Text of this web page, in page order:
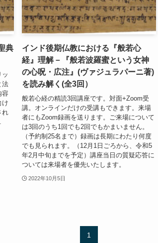
典
法
容
け
れ
インド後期仏教における『般若心
経』理解－『般若波羅蜜という女神
の心呪・広注』(ヴァジュラパーニ著)
を読み解く(全3回）
般若心経の精読3回講座です。対面+Zoom受
講。オンラインだけの受講もできます。来場
者にもZoom録画を送ります。ご来場について
は3回のうち1回でも2回でもかまいません。
（予約制25名まで）録画は長期にわたり何度
でも見られます。（12月1日ごろから、令和5
年2月中旬までを予定）講座当日の質疑応答に
ついては来場者を優先いたします。
2022年10月5日
1